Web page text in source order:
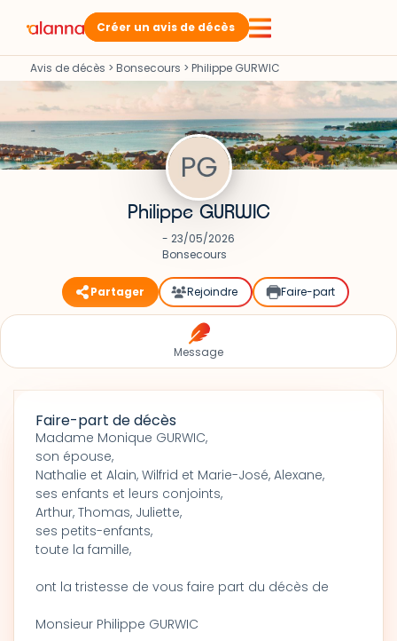
Créer un avis de décès
Avis de décès > Bonsecours > Philippe GURWIC
Philippe GURWIC
- 23/05/2026
Bonsecours
Partager Rejoindre Faire-part
Message
Faire-part de décès
Madame Monique GURWIC,
son épouse,
Nathalie et Alain, Wilfrid et Marie-José, Alexane,
ses enfants et leurs conjoints,
Arthur, Thomas, Juliette,
ses petits-enfants,
toute la famille,
ont la tristesse de vous faire part du décès de
Monsieur Philippe GURWIC